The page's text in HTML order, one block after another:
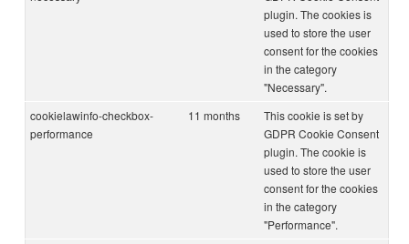
plugin. The cookies is
used to store the user
consent for the cookies
in the category
"Necessary".
cookielawinfo-checkbox-
performance
11 months
This cookie is set by
GDPR Cookie Consent
plugin. The cookie is
used to store the user
consent for the cookies
in the category
"Performance".